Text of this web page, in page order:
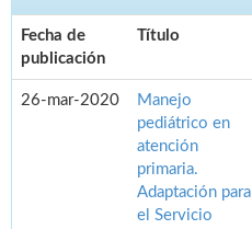
Fecha de
publicación
Título
26-mar-2020
Manejo
pediátrico en
atención
primaria.
Adaptación para
el Servicio